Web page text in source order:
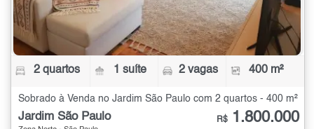
2 quartos 1 suíte 2 vagas 400 m²
Sobrado à Venda no Jardim São Paulo com 2 quartos - 400 m²
Jardim São Paulo R$ 1.800.000